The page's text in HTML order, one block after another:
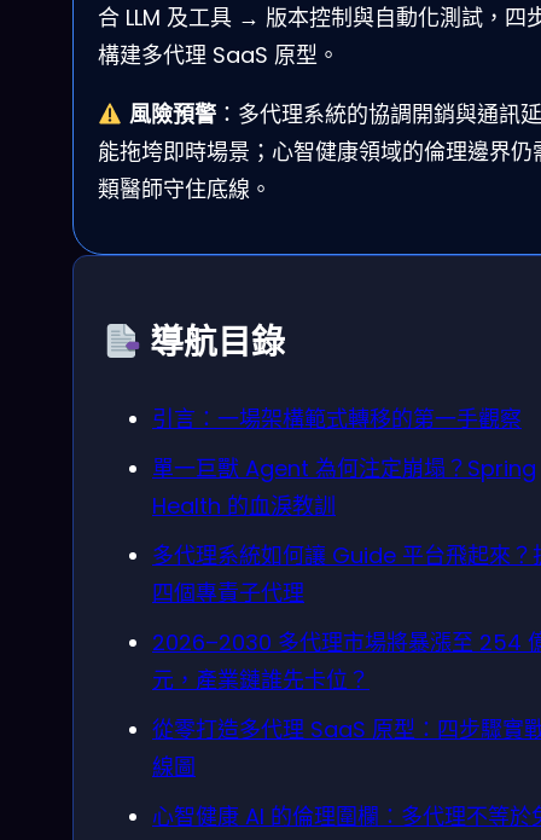
合 LLM 及工具 → 版本控制與自動化測試，四
構建多代理 SaaS 原型。
風險預警：多代理系統的協調開銷與通訊
能拖垮即時場景；心智健康領域的倫理邊界仍
類醫師守住底線。
導航目錄
引言：一場架構範式轉移的第一手觀察
單一巨獸 Agent 為何注定崩塌？Spring
Health 的血淚教訓
多代理系統如何讓 Guide 平台飛起來？
四個專責子代理
2026–2030 多代理市場將暴漲至 254
元，產業鏈誰先卡位？
從零打造多代理 SaaS 原型：四步驟實
線圖
心智健康 AI 的倫理圍欄：多代理不等於